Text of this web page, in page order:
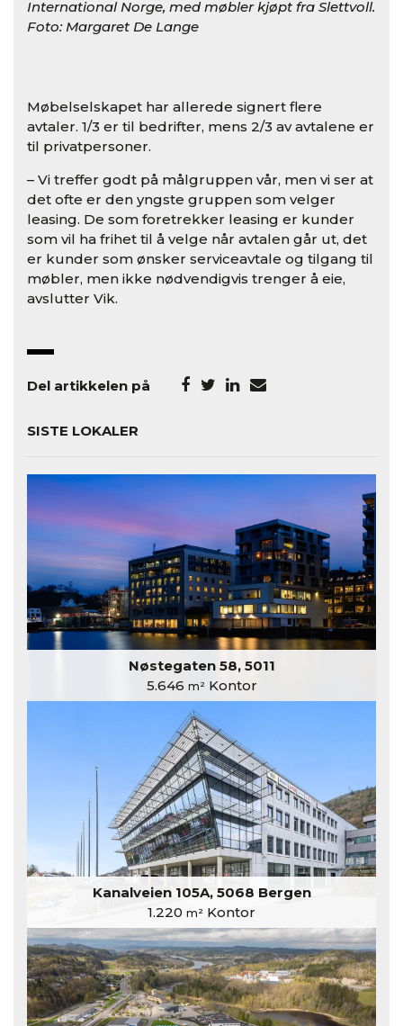
International Norge, med møbler kjøpt fra Slettvoll.
Foto: Margaret De Lange
Møbelselskapet har allerede signert flere
avtaler. 1/3 er til bedrifter, mens 2/3 av avtalene er
til privatpersoner.
– Vi treffer godt på målgruppen vår, men vi ser at
det ofte er den yngste gruppen som velger
leasing. De som foretrekker leasing er kunder
som vil ha frihet til å velge når avtalen går ut, det
er kunder som ønsker serviceavtale og tilgang til
møbler, men ikke nødvendigvis trenger å eie,
avslutter Vik.
Del artikkelen på
SISTE LOKALER
Nøstegaten 58, 5011
5.646 m²Kontor
Kanalveien 105A, 5068 Bergen
1.220 m² Kontor